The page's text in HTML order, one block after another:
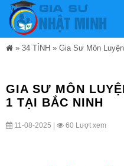
» 34 TỈNH » Gia Sư Môn
GIA SƯ MÔN
1 TẠI BẮC NINH
11-08-2025 | 60 Lượt xem